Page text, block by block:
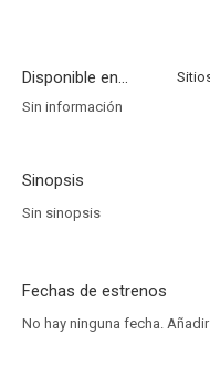
Disponible en...
Sin información
Sinopsis
Sin sinopsis
Fechas de estrenos
No hay ninguna fecha. Añadir